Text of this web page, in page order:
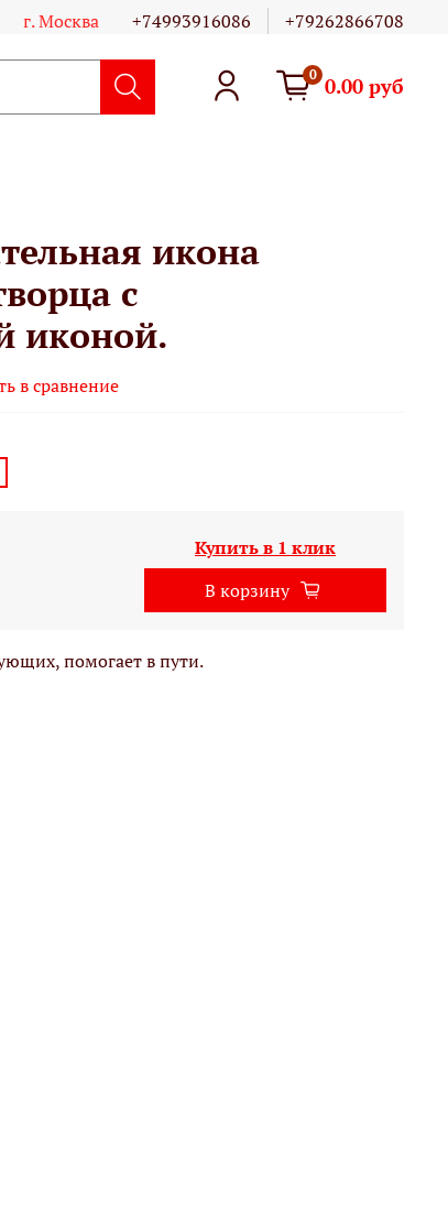
г. Москва +74993916086 +79262866708
0 0.00 руб
икона
с
иконой.
в сравнение
Купить в 1 клик
В корзину
помогает в пути.